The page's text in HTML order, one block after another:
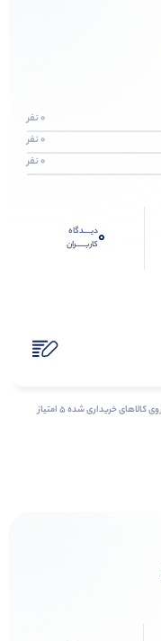
0 نفر
0 نفر
0 نفر
0دیــــدگاه
کاربـــــران
شمـا هـم دربـاره ایـن کــالا دیــدگاه ثبــت کنید، بــا ثبــت‌دیـدگاه بر روی کالاهای خریداری شده ۵ امتیاز